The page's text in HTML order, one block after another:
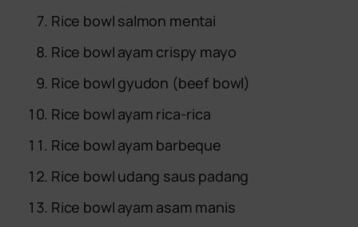
Rice bowl salmon mentai
Rice bowl ayam crispy mayo
Rice bowl gyudon (beef bowl)
Rice bowl ayam rica-rica
Rice bowl ayam barbeque
Rice bowl udang saus padang
Rice bowl ayam asam manis